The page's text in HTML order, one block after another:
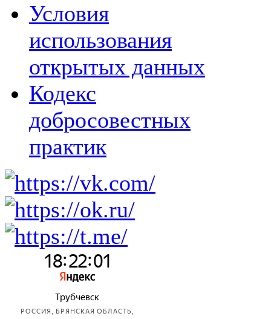
Условия
использования
открытых данных
Кодекс
добросовестных
практик